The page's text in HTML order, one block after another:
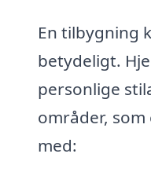
En tilbygning
betydeligt.
personlige
områder,
med: